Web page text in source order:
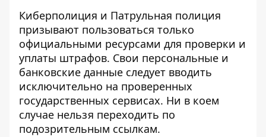
Киберполиция и Патрульная полиция
призывают пользоваться только
официальными ресурсами для проверки и
уплаты штрафов. Свои персональные и
банковские данные следует вводить
исключительно на проверенных
государственных сервисах. Ни в коем
случае нельзя переходить по
подозрительным ссылкам.